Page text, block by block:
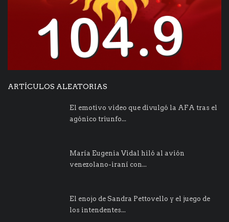
ARTÍCULOS ALEATORIAS
El emotivo video que divulgó la AFA tras el
agónico triunfo...
María Eugenia Vidal hiló al avión
venezolano-iraní con...
El enojo de Sandra Pettovello y el juego de
los intendentes...